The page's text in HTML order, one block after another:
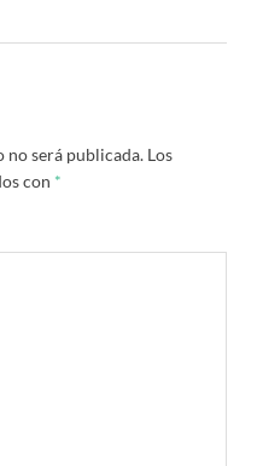
será publicada. Los
con *